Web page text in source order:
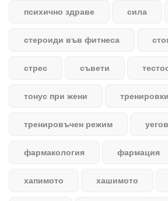
психично здраве сила
стероиди във фитнеса
стрес съвети
тонус при жени тренировки
тренировъчен режим
фармакология фармация
хапимото хашимото